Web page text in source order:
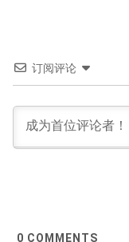
订阅评论
0 COMMENTS